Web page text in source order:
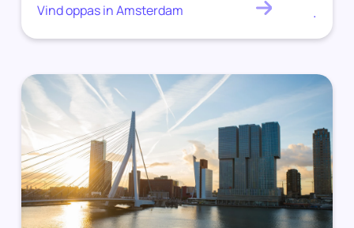
Vind oppas in Amsterdam .